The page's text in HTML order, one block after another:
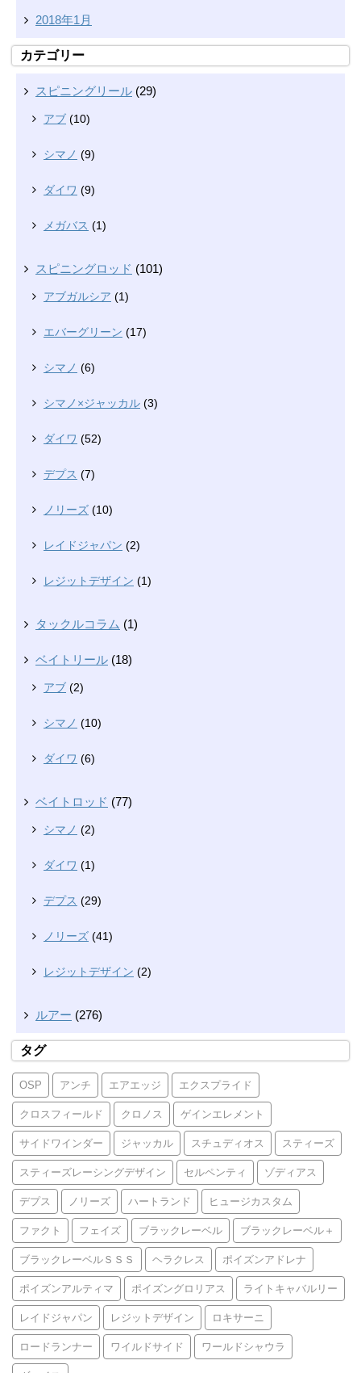
2018年1月
カテゴリー
スピニングリール (29)
アブ (10)
シマノ (9)
ダイワ (9)
メガバス (1)
スピニングロッド (101)
アブガルシア (1)
エバーグリーン (17)
シマノ (6)
シマノ×ジャッカル (3)
ダイワ (52)
デプス (7)
ノリーズ (10)
レイドジャパン (2)
レジットデザイン (1)
タックルコラム (1)
ベイトリール (18)
アブ (2)
シマノ (10)
ダイワ (6)
ベイトロッド (77)
シマノ (2)
ダイワ (1)
デプス (29)
ノリーズ (41)
レジットデザイン (2)
ルアー (276)
タグ
OSP アンチ エアエッジ エクスプライド
クロスフィールド クロノス ゲインエレメント
サイドワインダー ジャッカル スチュディオス スティーズ
スティーズレーシングデザイン セルペンティ ゾディアス
デプス ノリーズ ハートランド ヒュージカスタム
ファクト フェイズ ブラックレーベル ブラックレーベル＋
ブラックレーベルＳＳＳ ヘラクレス ポイズンアドレナ
ポイズンアルティマ ポイズングロリアス ライトキャバルリー
レイドジャパン レジットデザイン ロキサーニ
ロードランナー ワイルドサイド ワールドシャウラ